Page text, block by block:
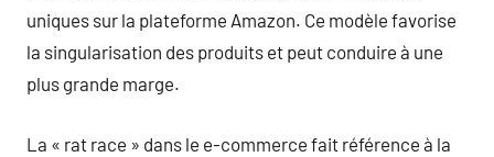
uniques sur la plateforme Amazon. Ce modèle favorise
la singularisation des produits et peut conduire à une
plus grande marge.
La « rat race » dans le e-commerce fait référence à la